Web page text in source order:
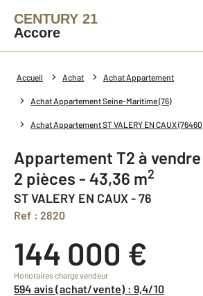
CENTURY 21
Accore
Accueil Achat Achat Appartement
Achat Appartement Seine-Maritime (76)
Achat Appartement ST VALERY EN CAUX
Appartement T2 à vendre
2 pièces - 43,36 m2
ST VALERY EN CAUX - 76
Ref : 2820
144 000 €
Honoraires charge vendeur
594 avis (achat/vente) : 9,4/10